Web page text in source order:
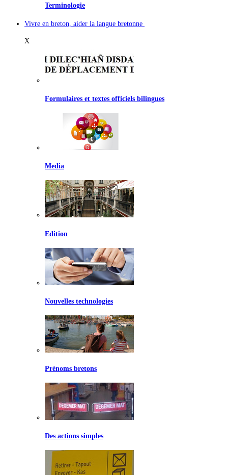
Terminologie
Vivre en breton, aider la langue bretonne
X
Formulaires et textes officiels bilingues
Media
Edition
Nouvelles technologies
Prénoms bretons
Des actions simples